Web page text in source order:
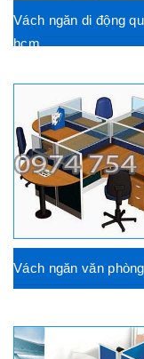
Vách ngăn di động
hcm
Vách ngăn văn